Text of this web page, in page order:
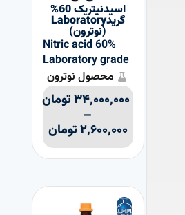
اسیدنیتریک 60%
گریدLaboratory
(نوترون)
Nitric acid 60%
Laboratory grade
محصول نوترون
۳۴,۰۰۰,۰۰۰تومان
۲,۶۰۰,۰۰۰تومان